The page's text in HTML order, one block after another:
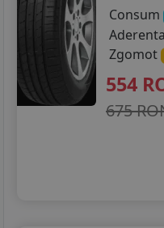
Consum
Aderenta
Zgomot
554
675